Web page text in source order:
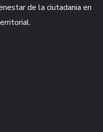
de la ciutadania en